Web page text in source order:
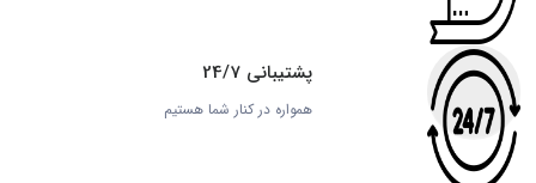
پشتیبانی 24/7
همواره در کنار شما هستیم